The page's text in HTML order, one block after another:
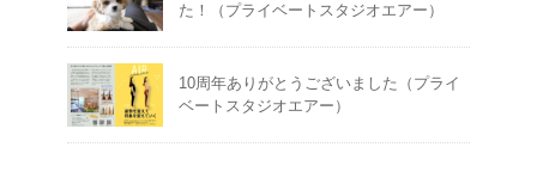
た！（プライベートスタジオエアー）
10周年ありがとうございました（プライ
ベートスタジオエアー）